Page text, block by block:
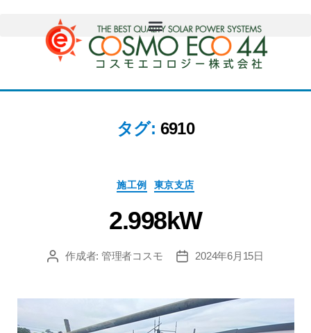
タグ: 6910
施工例 東京支店
2.998kW
作成者: 管理者コスモ 2024年6月15日